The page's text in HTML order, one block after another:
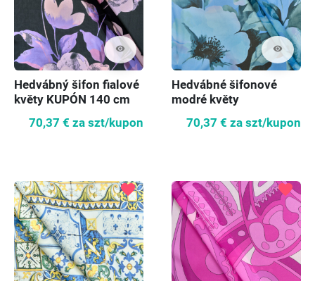
visibility
Hedvábný šifon fialové
květy KUPÓN 140 cm
70,37 € za szt/kupon
visibility
Hedvábné šifonové
modré květy
70,37 € za szt/kupon
favorite favorite